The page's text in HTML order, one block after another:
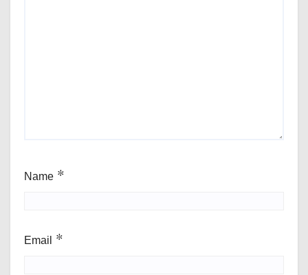
Name *
Email *